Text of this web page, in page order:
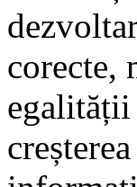
corecte,